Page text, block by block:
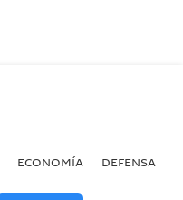
ECONOMÍA DEFENSA